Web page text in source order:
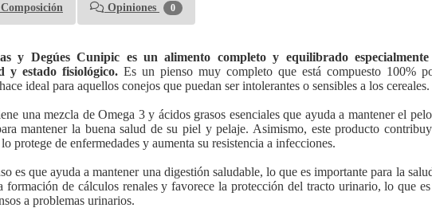
Composición Opiniones 0
y Degúes Cunipic es un alimento completo y equilibrado
y estado fisiológico. Es un pienso muy completo que está compuesto 100%
ideal para aquellos conejos que puedan ser intolerantes o sensibles a los cereales.
una mezcla de Omega 3 y ácidos grasos esenciales que ayuda a mantener el
mantener la buena salud de su piel y pelaje. Asimismo, este producto
protege de enfermedades y aumenta su resistencia a infecciones.
es que ayuda a mantener una digestión saludable, lo que es importante para la
de cálculos renales y favorece la protección del tracto urinario, lo que es
a problemas urinarios.